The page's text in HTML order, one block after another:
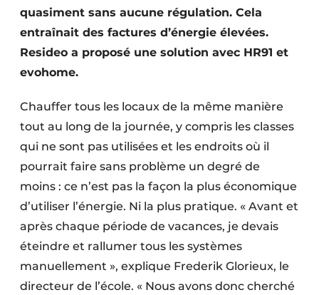
quasiment sans aucune régulation. Cela
entraînait des factures d’énergie élevées.
Resideo a proposé une solution avec HR91 et
evohome.
Chauffer tous les locaux de la même manière
tout au long de la journée, y compris les classes
qui ne sont pas utilisées et les endroits où il
pourrait faire sans problème un degré de
moins : ce n’est pas la façon la plus économique
d’utiliser l’énergie. Ni la plus pratique. « Avant et
après chaque période de vacances, je devais
éteindre et rallumer tous les systèmes
manuellement », explique Frederik ­Glorieux, le
directeur de l’école. « Nous avons donc cherché